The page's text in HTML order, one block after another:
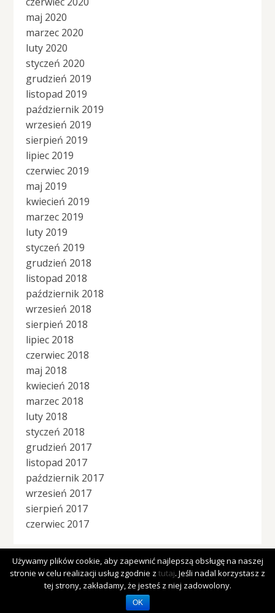
maj 2020
marzec 2020
luty 2020
styczeń 2020
grudzień 2019
listopad 2019
październik 2019
wrzesień 2019
sierpień 2019
lipiec 2019
czerwiec 2019
maj 2019
kwiecień 2019
marzec 2019
luty 2019
styczeń 2019
grudzień 2018
listopad 2018
październik 2018
wrzesień 2018
sierpień 2018
lipiec 2018
czerwiec 2018
maj 2018
kwiecień 2018
marzec 2018
luty 2018
styczeń 2018
grudzień 2017
listopad 2017
październik 2017
wrzesień 2017
sierpień 2017
czerwiec 2017
Copyright © 2026 | MH Cicero liteby MH Themes
Używamy plików cookie, aby zapewnić najlepszą obsługę na naszej
stronie w celu realizacji usług zgodnie z tutaj. Jeśli nadal korzystasz z
tej strony, zakładamy, że jesteś z niej zadowolony.
OK